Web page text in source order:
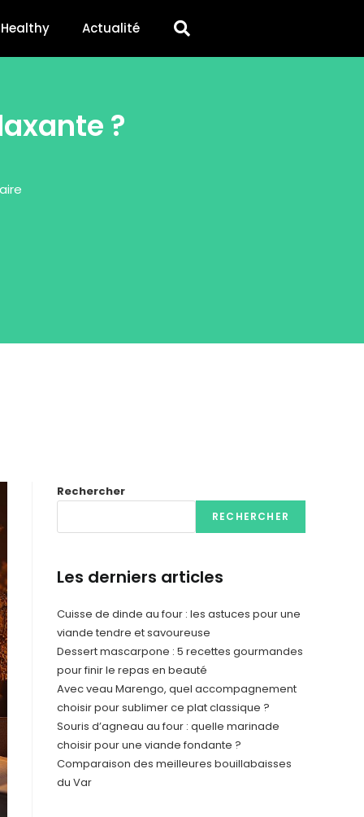
Healthy Actualité
?
Rechercher
RECHERCHER
Les derniers articles
Cuisse de dinde au four : les astuces pour une
viande tendre et savoureuse
Dessert mascarpone : 5 recettes gourmandes
pour finir le repas en beauté
Avec veau Marengo, quel accompagnement
choisir pour sublimer ce plat classique ?
Souris d’agneau au four : quelle marinade
choisir pour une viande fondante ?
Comparaison des meilleures bouillabaisses
du Var